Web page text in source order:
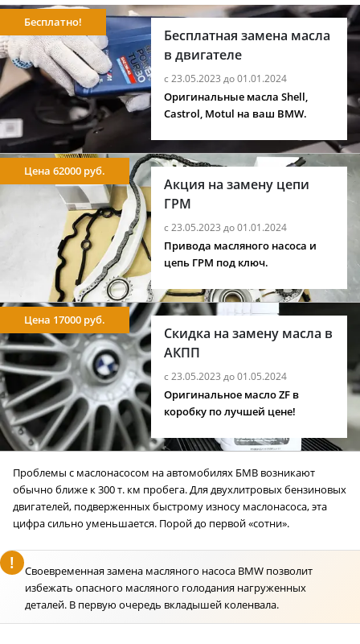
Бесплатная замена масла
в двигателе
с 23.05.2023 до 01.01.2024
Бесплатно!
Оригинальные масла Shell,
Castrol, Motul на ваш BMW.
Акция на замену цепи
ГРМ
с 23.05.2023 до 01.01.2024
Цена 62000 руб.
Привода масляного насоса и
цепь ГРМ под ключ.
Скидка на замену масла в
АКПП
с 23.05.2023 до 01.05.2024
Цена 17000 руб.
Оригинальное масло ZF в
коробку по лучшей цене!
Проблемы с маслонасосом на автомобилях БМВ возникают
обычно ближе к 300 т. км пробега. Для двухлитровых бензиновых
двигателей, подверженных быстрому износу маслонасоса, эта
цифра сильно уменьшается. Порой до первой «сотни».
Своевременная замена масляного насоса BMW позволит
избежать опасного масляного голодания нагруженных
деталей. В первую очередь вкладышей коленвала.